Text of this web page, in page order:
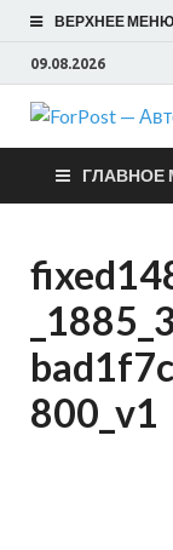
ВЕРХНЕЕ МЕНЮ
09.08.2026
ГЛАВНОЕ
800_v1